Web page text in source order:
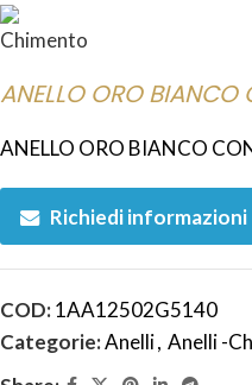
ANELLO ORO BIANCO
ANELLO ORO BIANCO
Richiedi informazioni
COD:1AA12502G5140
Categorie:Anelli, Anelli -